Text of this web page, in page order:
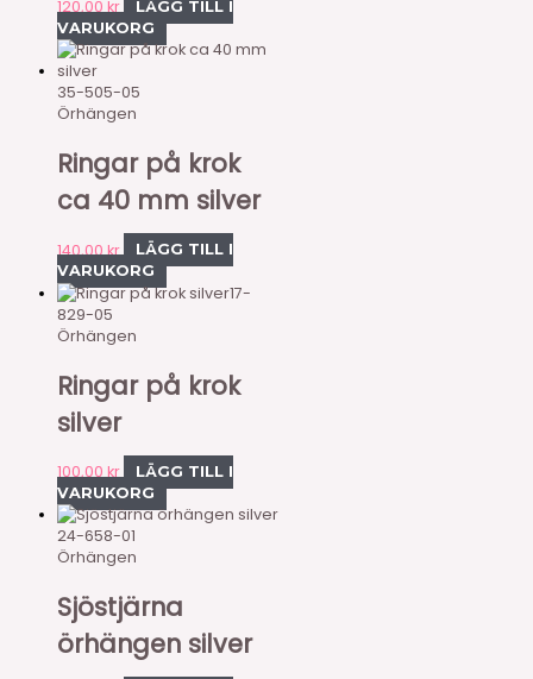
120,00 kr
LÄGG TILL I
VARUKORG
35-505-05
Örhängen
Ringar på krok
ca 40 mm silver
140,00kr
LÄGG TILL I
VARUKORG
17-
829-05
Örhängen
Ringar på krok
silver
100,00 kr
LÄGG TILL I
VARUKORG
24-658-01
Örhängen
Sjöstjärna
örhängen silver